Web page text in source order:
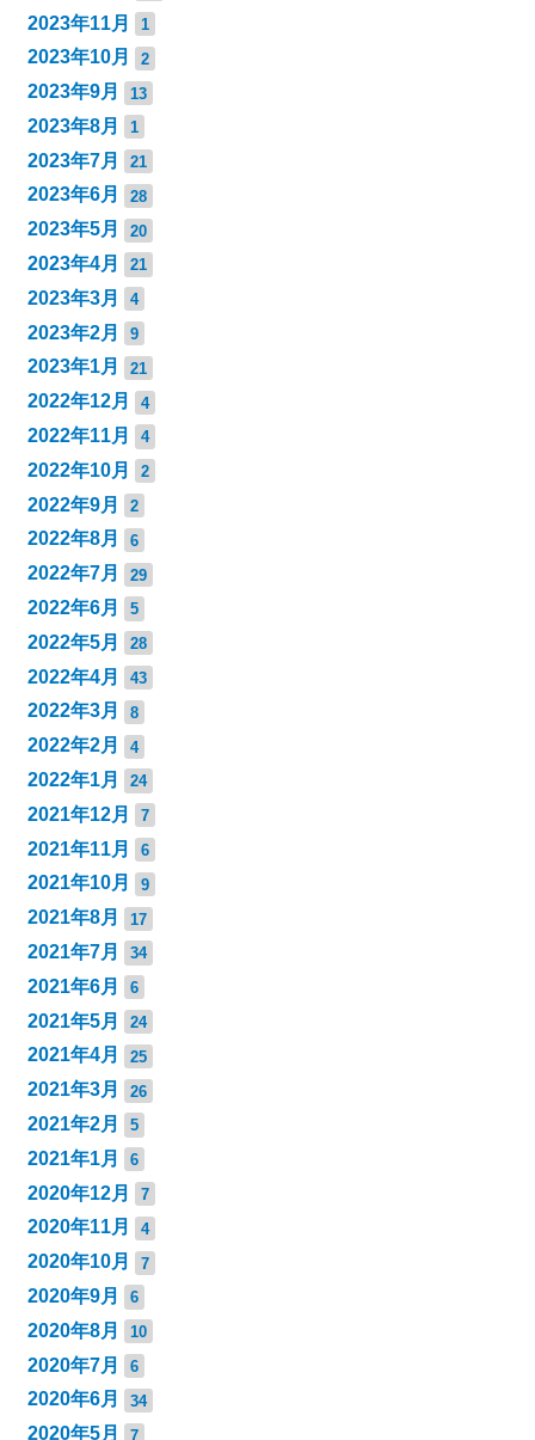
2023年11月 1
2023年10月 2
2023年9月 13
2023年8月 1
2023年7月 21
2023年6月 28
2023年5月 20
2023年4月 21
2023年3月 4
2023年2月 9
2023年1月 21
2022年12月 4
2022年11月 4
2022年10月 2
2022年9月 2
2022年8月 6
2022年7月 29
2022年6月 5
2022年5月 28
2022年4月 43
2022年3月 8
2022年2月 4
2022年1月 24
2021年12月 7
2021年11月 6
2021年10月 9
2021年8月 17
2021年7月 34
2021年6月 6
2021年5月 24
2021年4月 25
2021年3月 26
2021年2月 5
2021年1月 6
2020年12月 7
2020年11月 4
2020年10月 7
2020年9月 6
2020年8月 10
2020年7月 6
2020年6月 34
2020年5月 7